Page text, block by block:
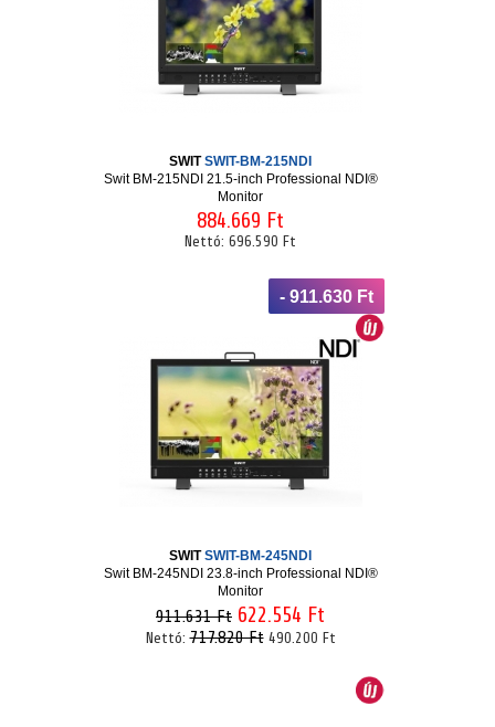
SWITSWIT-BM-215NDI
Swit BM-215NDI 21.5-inch Professional NDI®
Monitor
884.669 Ft
Nettó: 696.590 Ft
- 911.630 Ft
SWITSWIT-BM-245NDI
Swit BM-245NDI 23.8-inch Professional NDI®
Monitor
911.631 Ft 622.554 Ft
Nettó:717.820 Ft 490.200 Ft